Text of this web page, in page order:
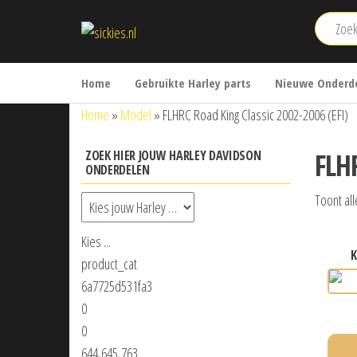
Home Gebruikte Harley parts Nieuwe
Home » Model » FLHRC Road King Classic 2002-2006 (EFI)
Toont
ZOEK HIER JOUW HARLEY DAVIDSON
ONDERDELEN
Kies ...
product_cat
6a7725d531fa3
0
0
644,645,763